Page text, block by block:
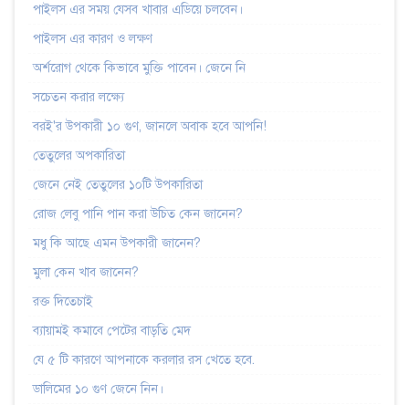
পাইলস এর সময় যেসব খাবার এডিয়ে চলবেন।
পাইলস এর কারণ ও লক্ষণ
অর্শরোগ থেকে কিভাবে মুক্তি পাবেন। জেনে নি
সচেতন করার লক্ষ্যে
বরই'র উপকারী ১০ গুণ, জানলে অবাক হবে আপনি!
তেতুলের অপকারিতা
জেনে নেই তেতুলের ১০টি উপকারিতা
রোজ লেবু পানি পান করা উচিত কেন জানেন?
মধু কি আছে এমন উপকারী জানেন?
মুলা কেন খাব জানেন?
রক্ত দিতেচাই
ব্যায়ামই কমাবে পেটের বাড়তি মেদ
যে ৫ টি কারণে আপনাকে করলার রস খেতে হবে.
ডালিমের ১০ গুণ জেনে নিন।